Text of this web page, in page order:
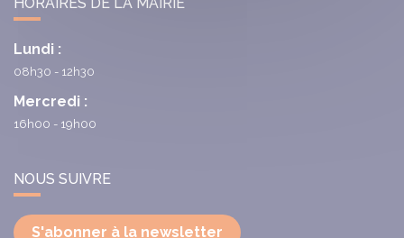
Lundi :
08h30 - 12h30
Mercredi :
16h00 - 19h00
NOUS SUIVRE
S'abonner à la newsletter